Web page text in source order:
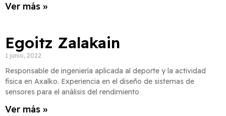
Ver más »
Egoitz Zalakain
1 junio, 2022
Responsable de ingeniería aplicada al deporte y la actividad
física en Axalko. Experiencia en el diseño de sistemas de
sensores para el análisis del rendimiento
Ver más »